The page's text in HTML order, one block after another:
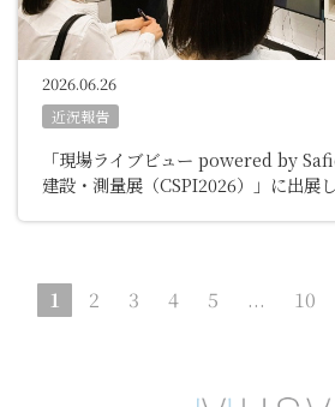
2026.06.26
近況報告
「現場ライブビュー powered by
建設・測量展（CSPI2026）」に出展
1 2 3 4 5 ... 10